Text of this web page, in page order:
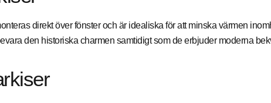
direkt över fönster och är idealiska för att minska värmen
den historiska charmen samtidigt som de erbjuder moderna